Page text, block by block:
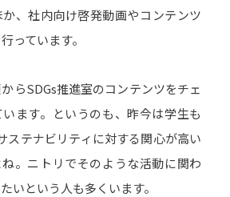
、社内向け啓発動画やコンテンツ
っています。
らSDGs推進室のコンテンツをチェ
います。というのも、昨今は学生も
ステナビリティに対する関心が高い
。ニトリでそのような活動に関わ
いという人も多くいます。